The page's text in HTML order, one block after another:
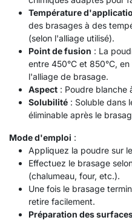
Température
des brasages à des
(selon l'alliage utilisé).
Point de fusion : La
entre 450°C et 850°C,
l'alliage de brasage.
Aspect : Poudre blanche
Solubilité : Soluble dans
éliminable après le
Mode d'emploi :
Appliquez la poudre sur
Effectuez le brasage
(chalumeau, four, etc.).
Une fois le brasage
retire facilement.
Préparation des